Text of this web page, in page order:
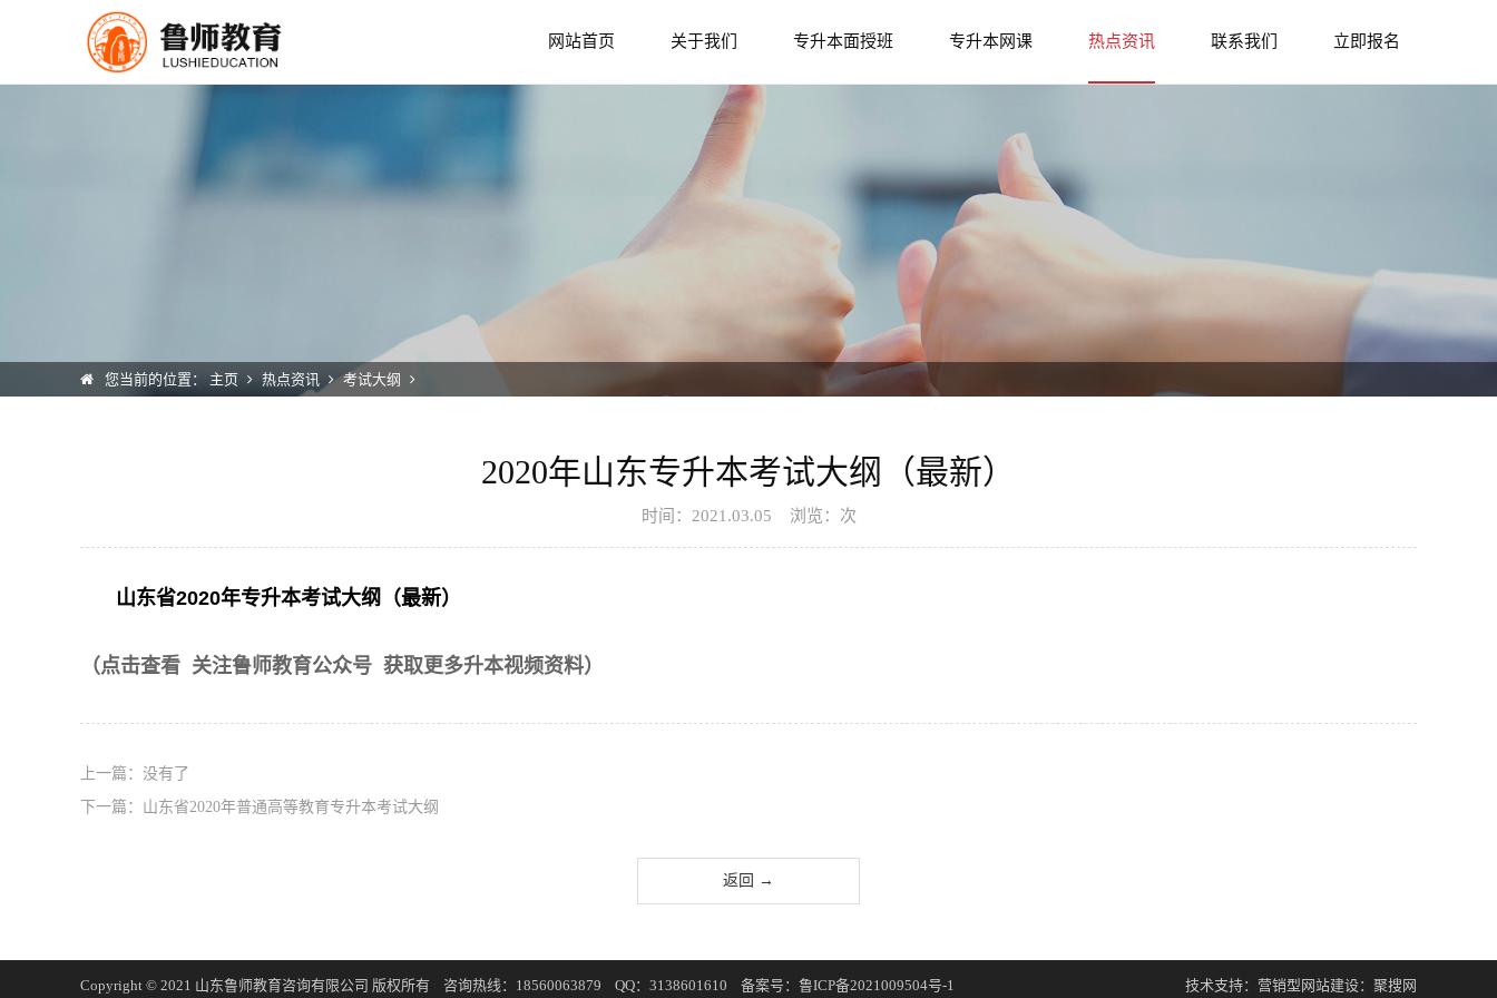
网站首页 关于我们 专升本面授班 专升本网课 热点资讯 联系我们 立即报名
您当前的位置： 主页 热点资讯 考试大纲
2020年山东专升本考试大纲（最新）
时间：2021.03.05 浏览： 次
山东省2020年专升本考试大纲（最新）
（点击查看 关注鲁师教育公众号 获取更多升本视频资料）
上一篇：没有了
下一篇：山东省2020年普通高等教育专升本考试大纲
返回 →
Copyright © 2021 山东鲁师教育咨询有限公司 版权所有 咨询热线：18560063879 QQ：3138601610 备案号： 鲁ICP备2021009504号-1 技术支持： 营销型网站建设：聚搜网